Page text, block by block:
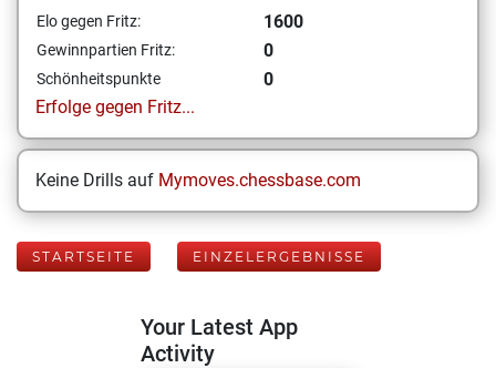
Elo gegen Fritz: 1600
Gewinnpartien Fritz: 0
Schönheitspunkte
0
Erfolge gegen Fritz...
Keine Drills auf Mymoves.chessbase.com
STARTSEITE EINZELERGEBNISSE
Your Latest App
Activity